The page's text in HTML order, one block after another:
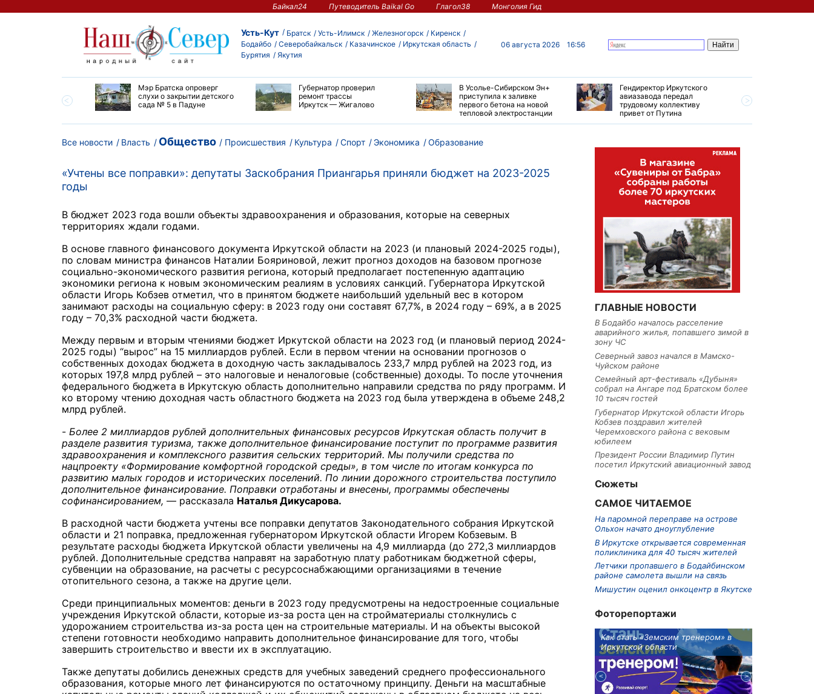
Байкал24 Путеводитель Baikal Go Глагол38 Монголия Гид
Усть-Кут Братск Усть-Илимск Железногорск
Киренск
Бодайбо
Северобайкальск Казачинское
Иркутская область
Бурятия
Якутия
06 августа 2026 16:56
Мэр Братска опроверг
слухи о закрытии детского
сада № 5 в Падуне
Губернатор проверил
ремонт трассы
Иркутск — Жигалово
В Усолье-Сибирском Эн+
приступила к заливке
первого бетона на новой
тепловой электростанции
Гендиректор Иркутского
авиазавода передал
трудовому коллективу
привет от Путина
Все новости Власть Общество Происшествия Культура Спорт Экономика Образование
«Учтены все поправки»: депутаты Заскобрания Приангарья приняли бюджет на 2023-2025
годы
В бюджет 2023 года вошли объекты здравоохранения и образования, которые на северных
территориях ждали годами.
В основе главного финансового документа Иркутской области на 2023 (и плановый 2024-2025 годы),
по словам министра финансов Наталии Бояриновой, лежит прогноз доходов на базовом прогнозе
социально-экономического развития региона, который предполагает постепенную адаптацию
экономики региона к новым экономическим реалиям в условиях санкций. Губернатора Иркутской
области Игорь Кобзев отметил, что в принятом бюджете наибольший удельный вес в котором
занимают расходы на социальную сферу: в 2023 году они составят 67,7%, в 2024 году – 69%, а в 2025
году – 70,3% расходной части бюджета.
Между первым и вторым чтениями бюджет Иркутской области на 2023 год (и плановый период 2024-
2025 годы) “вырос” на 15 миллиардов рублей. Если в первом чтении на основании прогнозов о
собственных доходах бюджета в доходную часть закладывалось 233,7 млрд рублей на 2023 год, из
которых 197,8 млрд рублей – это налоговые и неналоговые (собственные) доходы. То после уточнения
федерального бюджета в Иркутскую область дополнительно направили средства по ряду программ. И
ко второму чтению доходная часть областного бюджета на 2023 год была утверждена в объеме 248,2
млрд рублей.
- Более 2 миллиардов рублей дополнительных финансовых ресурсов Иркутская область получит в
разделе развития туризма, также дополнительное финансирование поступит по программе развития
здравоохранения и комплексного развития сельских территорий. Мы получили средства по
нацпроекту «Формирование комфортной городской среды», в том числе по итогам конкурса по
развитию малых городов и исторических поселений. По линии дорожного строительства поступило
дополнительное финансирование. Поправки отработаны и внесены, программы обеспечены
софинансированием, — рассказала Наталья Дикусарова.
В расходной части бюджета учтены все поправки депутатов Законодательного собрания Иркутской
области и 21 поправка, предложенная губернатором Иркутской области Игорем Кобзевым. В
результате расходы бюджета Иркутской области увеличены на 4,9 миллиарда (до 272,3 миллиардов
рублей. Дополнительные средства направят на заработную плату работникам бюджетной сферы,
субвенции на образование, на расчеты с ресурсоснабжающими организациями в течение
отопительного сезона, а также на другие цели.
Среди принципиальных моментов: деньги в 2023 году предусмотрены на недостроенные социальные
учреждения Иркутской области, которые из-за роста цен на стройматериалы столкнулись с
удорожанием строительства из-за роста цен на строительные материалы. И на объекты высокой
степени готовности необходимо направить дополнительное финансирование для того, чтобы
завершить строительство и ввести их в эксплуатацию.
Также депутаты добились денежных средств для учебных заведений среднего профессионального
образования, которые много лет финансируются по остаточному принципу. Деньги на масштабные
ГЛАВНЫЕ НОВОСТИ
В Бодайбо началось расселение
аварийного жилья, попавшего зимой в
зону ЧС
Северный завоз начался в Мамско-
Чуйском районе
Семейный арт-фестиваль «Дубыня»
собрал на Ангаре под Братском более
10 тысяч гостей
Губернатор Иркутской области Игорь
Кобзев поздравил жителей
Черемховского района с вековым
юбилеем
Президент России Владимир Путин
посетил Иркутский авиационный завод
Сюжеты
САМОЕ ЧИТАЕМОЕ
На паромной переправе на острове
Ольхон начато дноуглубление
В Иркутске открывается современная
поликлиника для 40 тысяч жителей
Летчики пропавшего в Бодайбинском
районе самолета вышли на связь
Мишустин оценил онкоцентр в Якутске
Фоторепортажи
Льготный заём в 9 миллионов
из Иркутской области
Как стать «Земским тренером» в
Иркутской области